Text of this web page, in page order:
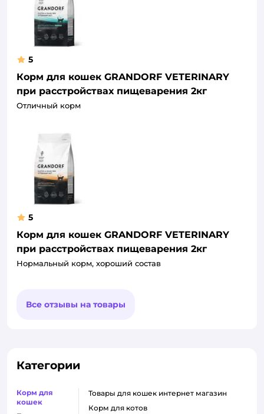
5
Корм для кошек GRANDORF VETERINARY
при расстройствах пищеварения 2кг
Отличный корм
5
Корм для кошек GRANDORF VETERINARY
при расстройствах пищеварения 2кг
Нормальный корм, хороший состав
Все отзывы на товары
Категории
Корм для
кошек
товары для кошек интернет магазин
корм для котов